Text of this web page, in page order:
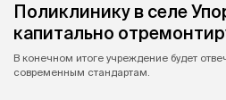
Поликлинику в селе
капитально
В конечном итоге учреждение будет
современным стандартам.